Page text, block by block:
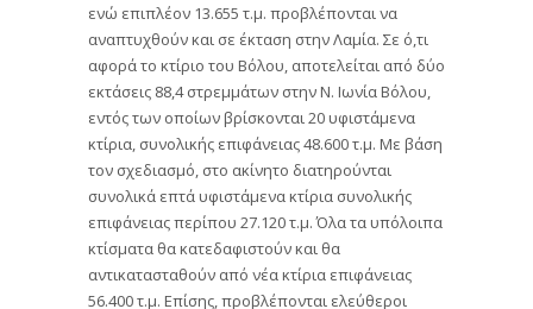
ενώ επιπλέον 13.655 τ.μ. προβλέπονται να
αναπτυχθούν και σε έκταση στην Λαμία. Σε ό,τι
αφορά το κτίριο του Βόλου, αποτελείται από δύο
εκτάσεις 88,4 στρεμμάτων στην Ν. Ιωνία Βόλου,
εντός των οποίων βρίσκονται 20 υφιστάμενα
κτίρια, συνολικής επιφάνειας 48.600 τ.μ. Με βάση
τον σχεδιασμό, στο ακίνητο διατηρούνται
συνολικά επτά υφιστάμενα κτίρια συνολικής
επιφάνειας περίπου 27.120 τ.μ. Όλα τα υπόλοιπα
κτίσματα θα κατεδαφιστούν και θα
αντικατασταθούν από νέα κτίρια επιφάνειας
56.400 τ.μ. Επίσης, προβλέπονται ελεύθεροι